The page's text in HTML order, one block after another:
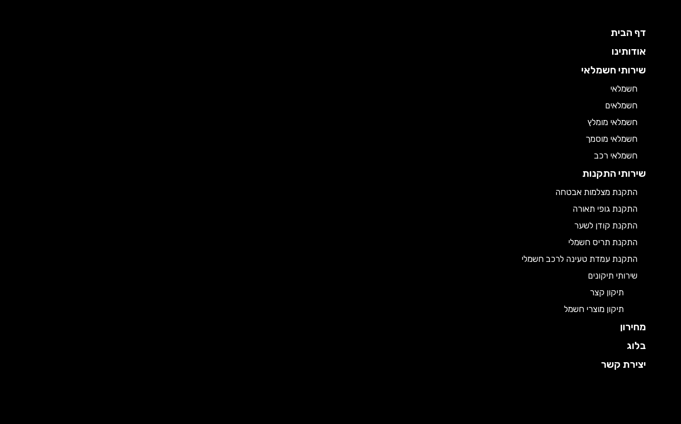
דף הבית
אודותינו
שירותי חשמלאי
חשמלאי
חשמלאים
חשמלאי מומלץ
חשמלאי מוסמך
חשמלאי רכב
שירותי התקנות
התקנת מצלמות אבטחה
התקנת גופי תאורה
התקנת קודן לשער
התקנת תריס חשמלי
התקנת עמדת טעינה לרכב חשמלי
שירותי תיקונים
תיקון קצר
תיקון מוצרי חשמל
מחירון
בלוג
יצירת קשר